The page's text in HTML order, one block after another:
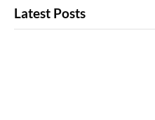
Latest Posts